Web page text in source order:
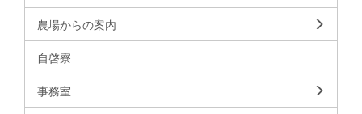
農場からの案内
自啓寮
事務室